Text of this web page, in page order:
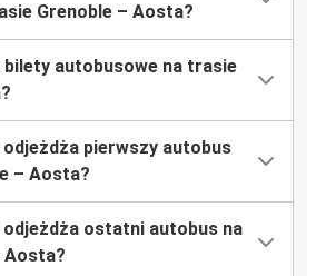
Grenoble – Aosta?
autobusowe na trasie
pierwszy autobus
– Aosta?
ostatni autobus na
Aosta?